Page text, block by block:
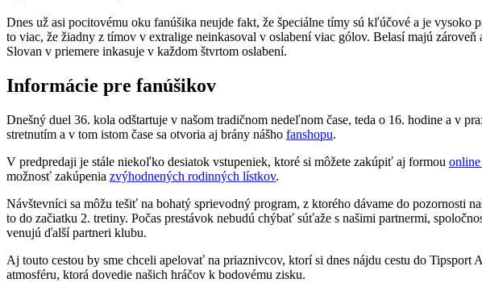
Dnes už asi pocitovému oku fanúšika neujde fakt, že špeciálne tímy sú kľúčové a je
to viac, že žiadny z tímov v extralige neinkasoval v oslabení viac gólov. Belasí majú
Slovan v priemere inkasuje v každom štvrtom oslabení.
Informácie pre fanúšikov
Dnešný duel 36. kola odštartuje v našom tradičnom nedeľnom čase, teda o 16. hodine a v
stretnutím a v tom istom čase sa otvoria aj brány nášho fanshopu.
V predpredaji je stále niekoľko desiatok vstupeniek, ktoré si môžete zakúpiť aj formou online
možnosť zakúpenia zvýhodnených rodinných lístkov.
Návštevníci sa môžu tešiť na bohatý sprievodný program, z ktorého dávame do
to do začiatku 2. tretiny. Počas prestávok nebudú chýbať súťaže s našimi partnermi,
venujú ďalší partneri klubu.
Aj touto cestou by sme chceli apelovať na priaznivcov, ktorí si dnes nájdu cestu do
atmosféru, ktorá dovedie našich hráčov k bodovému zisku.